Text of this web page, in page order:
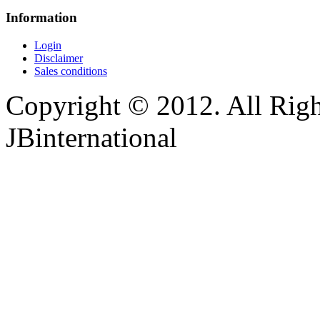
Information
Login
Disclaimer
Sales conditions
Copyright © 2012. All
JBinternational